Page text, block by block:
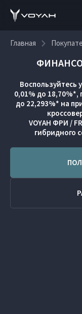
Главная
Воспользуйтесь
0,01% до 18,70%*,
до 22,293%* на
VOYAH ФРИ /
гибридного